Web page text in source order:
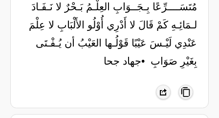
مُتَسَــــرِّعًا بِـجَــوَابِ ‏العِلْـمُ بَـحْرٌ لا نَـفَـادَ
لـمَائِـهِ ‏كَمْ قَالَ لا أَدْرِي أُوْلُو الأَلْبَابِ ‏لا عِلْمَ
عَنْدِي لَيْـسَ عَيْبًا قَوْلُـها ‏العَيْبُ أن يُـفْـتَى
بِغَيْرِ صَوَابِ ‏ ‏•جهاد جحا